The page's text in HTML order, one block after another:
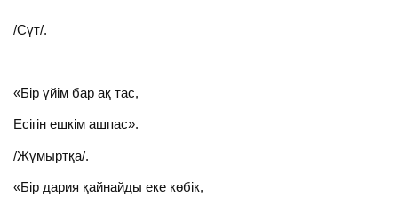
/Сүт/.
«Бір үйім бар ақ тас,
Есігін ешкім ашпас».
/Жұмыртқа/.
«Бір дария қайнайды еке көбік,